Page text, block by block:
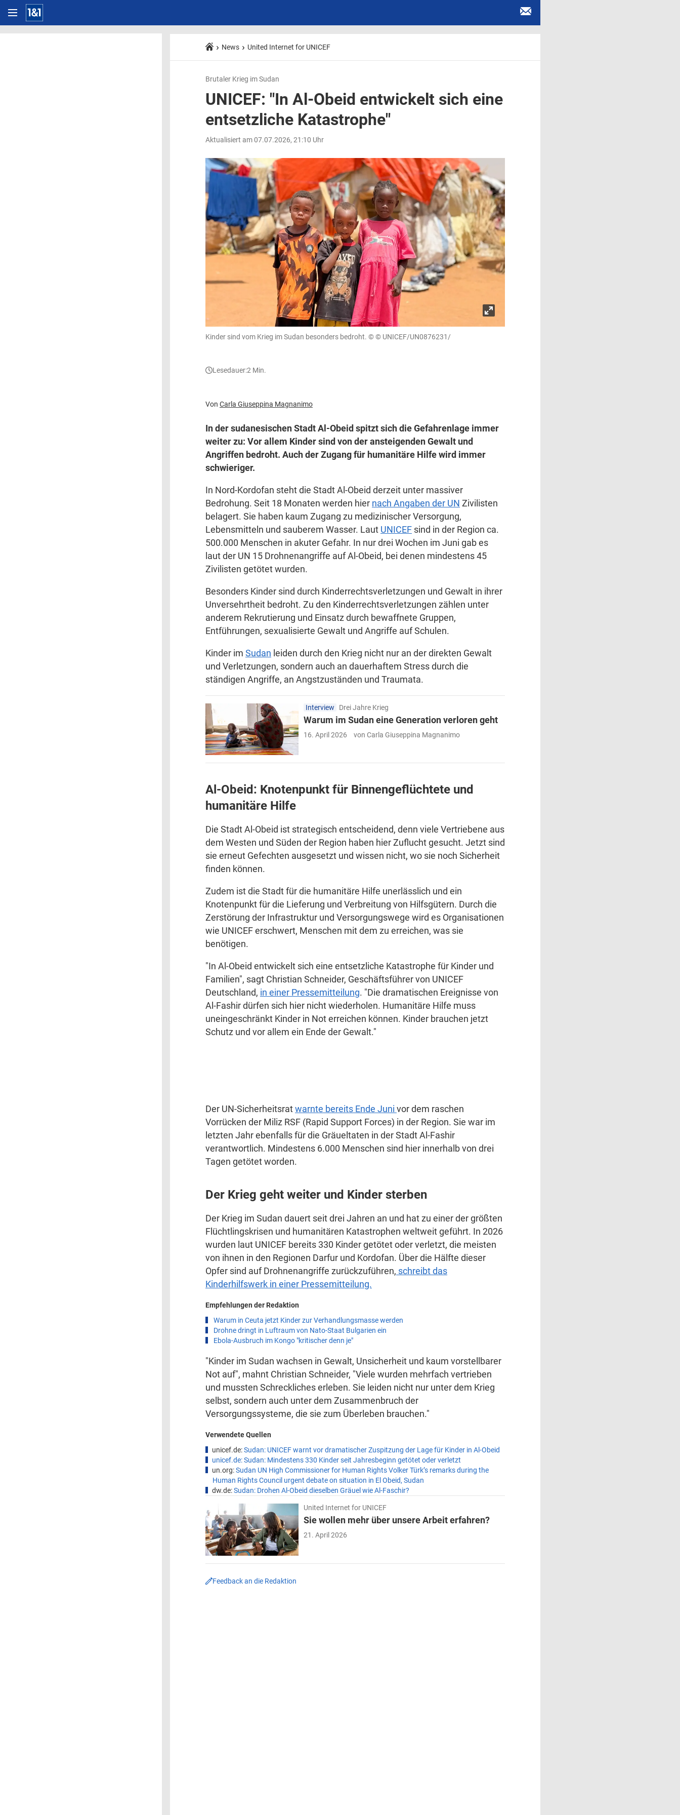
News United Internet for UNICEF
Brutaler Krieg im Sudan
UNICEF: "In Al-Obeid entwickelt sich eine
entsetzliche Katastrophe"
Aktualisiert am 07.07.2026, 21:10 Uhr
Kinder sind vom Krieg im Sudan besonders bedroht. © © UNICEF/UN0876231/
Lesedauer:2 Min.
Von Carla Giuseppina Magnanimo
In der sudanesischen Stadt Al-Obeid spitzt sich die Gefahrenlage immer
weiter zu: Vor allem Kinder sind von der ansteigenden Gewalt und
Angriffen bedroht. Auch der Zugang für humanitäre Hilfe wird immer
schwieriger.
In Nord-Kordofan steht die Stadt Al-Obeid derzeit unter massiver
Bedrohung. Seit 18 Monaten werden hier nach Angaben der UN Zivilisten
belagert. Sie haben kaum Zugang zu medizinischer Versorgung,
Lebensmitteln und sauberem Wasser. Laut UNICEF sind in der Region ca.
500.000 Menschen in akuter Gefahr. In nur drei Wochen im Juni gab es
laut der UN 15 Drohnenangriffe auf Al-Obeid, bei denen mindestens 45
Zivilisten getötet wurden.
Besonders Kinder sind durch Kinderrechtsverletzungen und Gewalt in ihrer
Unversehrtheit bedroht. Zu den Kinderrechtsverletzungen zählen unter
anderem Rekrutierung und Einsatz durch bewaffnete Gruppen,
Entführungen, sexualisierte Gewalt und Angriffe auf Schulen.
Kinder im Sudan leiden durch den Krieg nicht nur an der direkten Gewalt
und Verletzungen, sondern auch an dauerhaftem Stress durch die
ständigen Angriffe, an Angstzuständen und Traumata.
Interview Drei Jahre Krieg
Warum im Sudan eine Generation verloren geht
16. April 2026 von Carla Giuseppina Magnanimo
Al-Obeid: Knotenpunkt für Binnengeflüchtete und
humanitäre Hilfe
Die Stadt Al-Obeid ist strategisch entscheidend, denn viele Vertriebene aus
dem Westen und Süden der Region haben hier Zuflucht gesucht. Jetzt sind
sie erneut Gefechten ausgesetzt und wissen nicht, wo sie noch Sicherheit
finden können.
Zudem ist die Stadt für die humanitäre Hilfe unerlässlich und ein
Knotenpunkt für die Lieferung und Verbreitung von Hilfsgütern. Durch die
Zerstörung der Infrastruktur und Versorgungswege wird es Organisationen
wie UNICEF erschwert, Menschen mit dem zu erreichen, was sie
benötigen.
"In Al-Obeid entwickelt sich eine entsetzliche Katastrophe für Kinder und
Familien", sagt Christian Schneider, Geschäftsführer von UNICEF
Deutschland, in einer Pressemitteilung. "Die dramatischen Ereignisse von
Al-Fashir dürfen sich hier nicht wiederholen. Humanitäre Hilfe muss
uneingeschränkt Kinder in Not erreichen können. Kinder brauchen jetzt
Schutz und vor allem ein Ende der Gewalt."
Der UN-Sicherheitsratwarnte bereits Ende Juni vor dem raschen
Vorrücken der Miliz RSF (Rapid Support Forces) in der Region. Sie war im
letzten Jahr ebenfalls für die Gräueltaten in der Stadt Al-Fashir
verantwortlich. Mindestens 6.000 Menschen sind hier innerhalb von drei
Tagen getötet worden.
Der Krieg geht weiter und Kinder sterben
Der Krieg im Sudan dauert seit drei Jahren an und hat zu einer der größten
Flüchtlingskrisen und humanitären Katastrophen weltweit geführt. In 2026
wurden laut UNICEF bereits 330 Kinder getötet oder verletzt, die meisten
von ihnen in den Regionen Darfur und Kordofan. Über die Hälfte dieser
Opfer sind auf Drohnenangriffe zurückzuführen, schreibt das
Kinderhilfswerk in einer Pressemitteilung.
Empfehlungen der Redaktion
Warum in Ceuta jetzt Kinder zur Verhandlungsmasse werden
Drohne dringt in Luftraum von Nato-Staat Bulgarien ein
Ebola-Ausbruch im Kongo "kritischer denn je"
"Kinder im Sudan wachsen in Gewalt, Unsicherheit und kaum vorstellbarer
Not auf", mahnt Christian Schneider, "Viele wurden mehrfach vertrieben
und mussten Schreckliches erleben. Sie leiden nicht nur unter dem Krieg
selbst, sondern auch unter dem Zusammenbruch der
Versorgungssysteme, die sie zum Überleben brauchen."
Verwendete Quellen
unicef.de:Sudan: UNICEF warnt vor dramatischer Zuspitzung der Lage für Kinder in Al-Obeid
unicef.de:Sudan: Mindestens 330 Kinder seit Jahresbeginn getötet oder verletzt
un.org:Sudan UN High Commissioner for Human Rights Volker Türk’s remarks during the
Human Rights Council urgent debate on situation in El Obeid, Sudan
dw.de:Sudan: Drohen Al-Obeid dieselben Gräuel wie Al-Faschir?
United Internet for UNICEF
Sie wollen mehr über unsere Arbeit erfahren?
21. April 2026
Feedbackan die Redaktion